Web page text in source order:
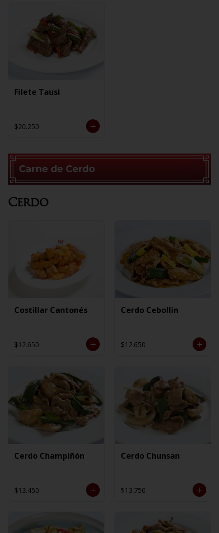
Filete Tausi
$20.250
Cerdo
Costillar Cantonés
$12.650
Cerdo Cebollin
$12.650
Cerdo Champiñón
$13.450
Cerdo Chunsan
$13.750